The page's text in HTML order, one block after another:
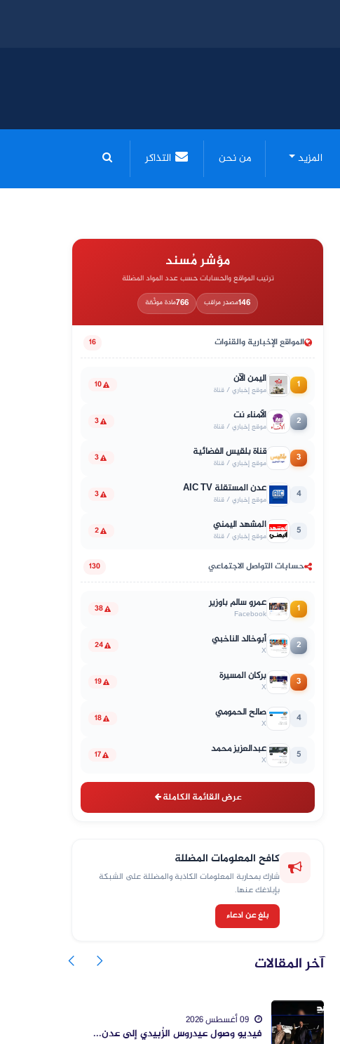
المزيد من نحن التذاكر
مؤشر مُسند
ترتيب المواقع والحسابات حسب عدد المواد المضللة
146مصدر مراقب 766مادة موثّقة
المواقع الإخبارية والقنوات 16
1 اليمن الآن
موقع إخباري / قناة 10
2 الأمناء نت
موقع إخباري / قناة 3
3 قناة بلقيس الفضائية
موقع إخباري / قناة 3
4 عدن المستقلة AIC TV
موقع إخباري / قناة 3
5 المشهد اليمني
موقع إخباري / قناة 2
حسابات التواصل الاجتماعي 130
1 عمرو سالم باوزير
Facebook
38
2 أبوخالد الناخبي
X
24
3 بركان المسيرة
X
19
4 صالح الحمومي
X
18
5 عبدالعزيز محمد
X
17
عرض القائمة الكاملة
كافح المعلومات المضللة
شارك بمحاربة المعلومات الكاذبة والمضللة على الشبكة
بإبلاغك عنها.
بلغ عن ادعاء
آخر المقالات
فيديو وصول عيدروس الزُبيدي إلى عدن...